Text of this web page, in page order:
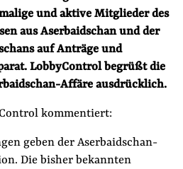
und aktive Mitglieder des
aus Aserbaidschan und der
auf Anträge und
LobbyControl begrüßt die
Affäre ausdrücklich.
kommentiert:
geben der Aserbaidschan-
Die bisher bekannten